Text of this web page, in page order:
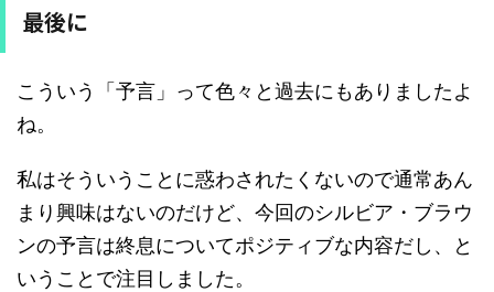
最後に
こういう「予言」って色々と過去にもありましたよ
ね。
私はそういうことに惑わされたくないので通常あん
まり興味はないのだけど、今回のシルビア・ブラウ
ンの予言は終息についてポジティブな内容だし、と
いうことで注目しました。